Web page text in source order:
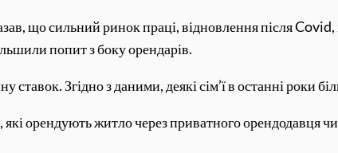
що сильний ринок праці, відновлення після Covid,
попит з боку орендарів.
Згідно з даними, деякі сім’ї в останні роки
орендують житло через приватного орендодавця